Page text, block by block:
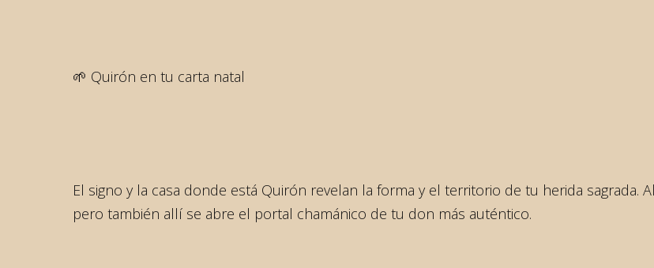
🌱 Quirón en tu carta natal
El signo y la casa donde está Quirón revelan la forma y el territorio de tu herida
pero también allí se abre el portal chamánico de tu don más auténtico.